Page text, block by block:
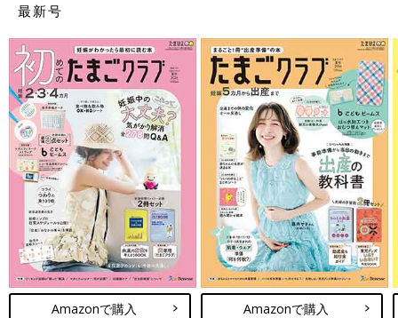
出典：Instagramアカウント「marutetete」
まるきちさんは、トイレットペーパーステッカーをキャンドゥに
て購入。子どもの「トイレットペーパー出しすぎ問題」を解決し
てくれる画期的なアイテムなんだとか。ほかにも、トイレができ
たときにごほうびとして貼れるシールと台紙もついているんだそ
う。ありそうでなかった便利グッズですよね♪
[ヒビユウの育児絵日記 #55] トイトレ中
の思い出
こんにちは！ヒビユウです！さて、今回は、ム
スメがトイトレ中の頃の思い出です。
最新号
Amazonで購入 Amazonで購入